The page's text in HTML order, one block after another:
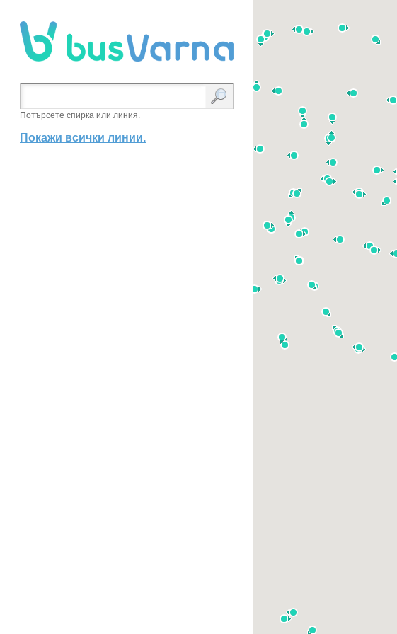
Потърсете спирка или линия.
Покажи всички линии.